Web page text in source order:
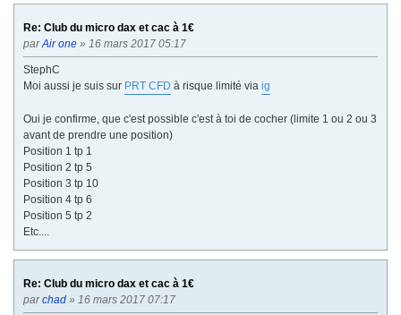
Re: Club du micro dax et cac à 1€
parAir one » 16 mars 2017 05:17
StephC
Moi aussi je suis sur PRT CFD à risque limité via ig
Oui je confirme, que c'est possible c'est à toi de cocher (limite 1 ou 2 ou 3
avant de prendre une position)
Position 1 tp 1
Position 2 tp 5
Position 3 tp 10
Position 4 tp 6
Position 5 tp 2
Etc....
Re: Club du micro dax et cac à 1€
parchad » 16 mars 2017 07:17